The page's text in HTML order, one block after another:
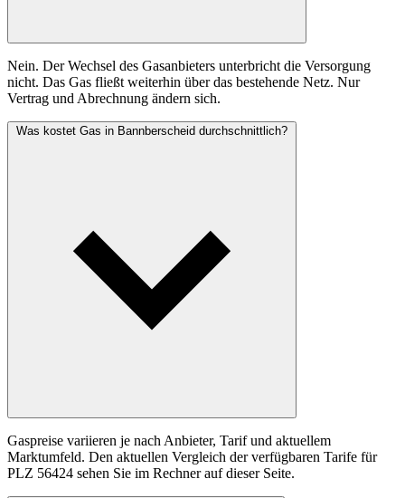
Nein. Der Wechsel des Gasanbieters unterbricht die Versorgung
nicht. Das Gas fließt weiterhin über das bestehende Netz. Nur
Vertrag und Abrechnung ändern sich.
Was kostet Gas in Bannberscheid durchschnittlich?
Gaspreise variieren je nach Anbieter, Tarif und aktuellem
Marktumfeld. Den aktuellen Vergleich der verfügbaren Tarife für
PLZ 56424 sehen Sie im Rechner auf dieser Seite.